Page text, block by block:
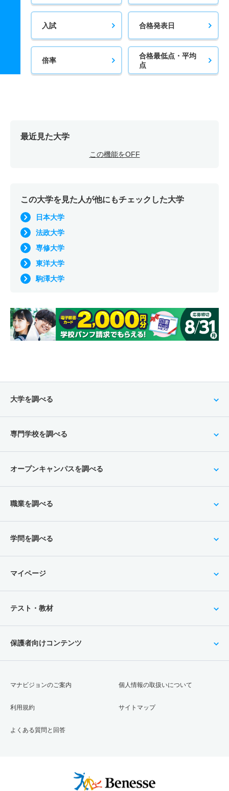
入試 合格発表日
倍率
合格最低点・平均
点
最近見た大学
この機能をOFF
この大学を見た人が他にもチェックした大学
日本大学
法政大学
専修大学
東洋大学
駒澤大学
大学を調べる
専門学校を調べる
オープンキャンパスを調べる
職業を調べる
学問を調べる
マイページ
テスト・教材
保護者向けコンテンツ
マナビジョンのご案内
利用規約
よくある質問と回答
個人情報の取扱いについて
サイトマップ